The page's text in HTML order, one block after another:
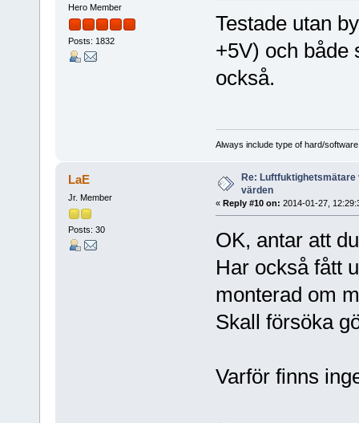
Hero Member
Posts: 1832
Testade utan
+5V) och både
också.
Always include type of hard/
LaE
Jr. Member
Posts: 30
Re: Luftfuktighetsmätare
värden
« Reply #10 on: 2014-01-27,
OK, antar att
Har också fått
monterad om
Skall försöka
Varför finns